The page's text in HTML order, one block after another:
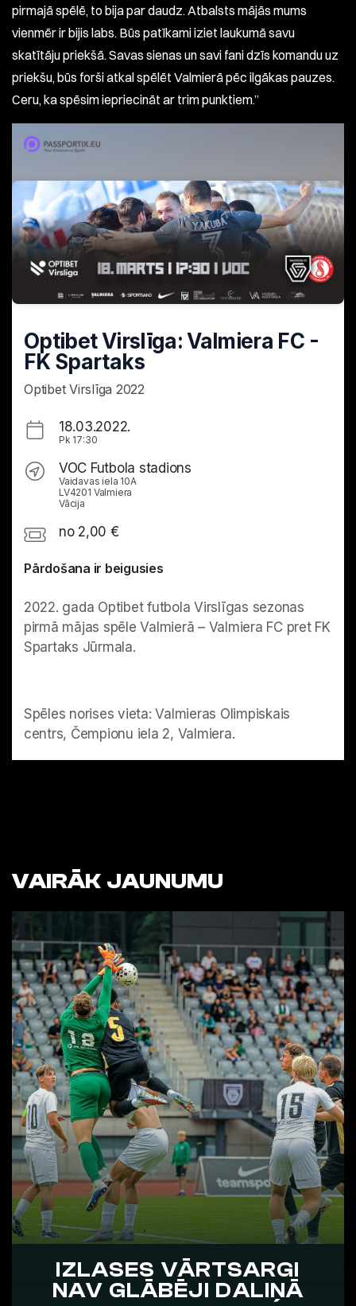
pirmajā spēlē, to bija par daudz. Atbalsts mājās mums
vienmēr ir bijis labs. Būs patīkami iziet laukumā savu
skatītāju priekšā. Savas sienas un savi fani dzīs komandu uz
priekšu, būs forši atkal spēlēt Valmierā pēc ilgākas pauzes.
Ceru, ka spēsim iepriecināt ar trim punktiem.’’
VAIRĀK JAUNUMU
IZLASES VĀRTSARGI
NAV GLĀBĒJI DALIŅĀ